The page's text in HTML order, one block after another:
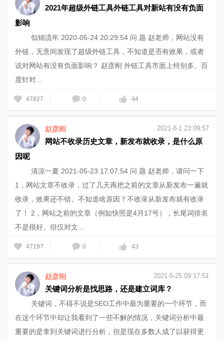
2021年超级外链工具外链工具对新站有没有负面
影响
似锦流年 2020-05-24 20:29:54 问 题 赵老师，网站没有
外链，无意间发现了超级外链工具，不知道是否有效果，或者
说对网站有没有负面影响？ 赵彦刚 外链工具市面上特别多。百
度针对...
47827 0 44
赵彦刚 2021-8-1 23:09:57
网站不收录历史文章，新发布就收录，是什么原
因呢
清凉一夏 2021-05-23 17:07:54 问 题 赵老师，请问一下
1，网站文章不收录，过了几天再把之前的文章从新发布一遍就
收录，效果还不错。不知道啥原因？不收录从新发布就有收录
了！ 2，网站之前的文章（例如快照是4月17号），长尾词排名
不是很好。但仅对文...
47197 0 43
赵彦刚 2021-5-25 09:17:51
关键词分析是找思路，还是建立词库？
关键词，不得不说是SEO工作中最为重要的一个环节，而
在这个环节中却让我看到了一些不解的情况，关键词分析中最
重要的是拿到关键词进行分析，但是现在多数人成了以获得更